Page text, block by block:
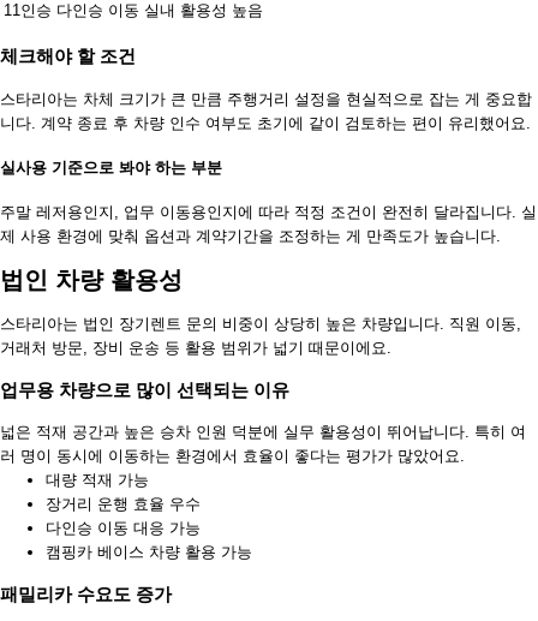
11인승 다인승 이동 실내 활용성 높음
체크해야 할 조건
스타리아는 차체 크기가 큰 만큼 주행거리 설정을 현실적으로 잡는 게 중요합
니다. 계약 종료 후 차량 인수 여부도 초기에 같이 검토하는 편이 유리했어요.
실사용 기준으로 봐야 하는 부분
주말 레저용인지, 업무 이동용인지에 따라 적정 조건이 완전히 달라집니다. 실
제 사용 환경에 맞춰 옵션과 계약기간을 조정하는 게 만족도가 높습니다.
법인 차량 활용성
스타리아는 법인 장기렌트 문의 비중이 상당히 높은 차량입니다. 직원 이동,
거래처 방문, 장비 운송 등 활용 범위가 넓기 때문이에요.
업무용 차량으로 많이 선택되는 이유
넓은 적재 공간과 높은 승차 인원 덕분에 실무 활용성이 뛰어납니다. 특히 여
러 명이 동시에 이동하는 환경에서 효율이 좋다는 평가가 많았어요.
대량 적재 가능
장거리 운행 효율 우수
다인승 이동 대응 가능
캠핑카 베이스 차량 활용 가능
패밀리카 수요도 증가